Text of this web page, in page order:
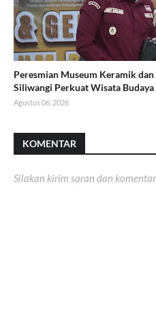
Peresmian Museum Keramik
Siliwangi Perkuat Wisata
Agustus 06, 2026
KOMENTAR
Silakan kirim saran dan